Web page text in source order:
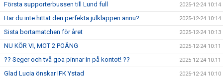
Första supporterbussen till Lund full 2025-12-24 10:14
Har du inte hittat den perfekta julklappen ännu? 2025-12-24 10:14
Sista bortamatchen för året 2025-12-24 10:13
NU KÖR VI, MOT 2 POÄNG 2025-12-24 10:11
?? Seger och två goa pinnar in på kontot! ?? 2025-12-24 10:11
Glad Lucia önskar IFK Ystad 2025-12-24 10:10